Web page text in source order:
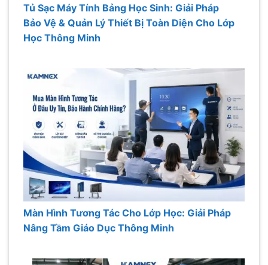
Tủ Sạc Máy Tính Bảng Học Sinh: Giải Pháp
Bảo Vệ & Quản Lý Thiết Bị Toàn Diện Cho Lớp
Học Thông Minh
Màn Hình Tương Tác Cho Lớp Học: Giải Pháp
Nâng Tầm Giáo Dục Thông Minh